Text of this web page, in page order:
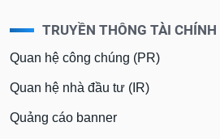
TRUYỀN THÔNG TÀI CHÍNH
Quan hệ công chúng (PR)
Quan hệ nhà đầu tư (IR)
Quảng cáo banner